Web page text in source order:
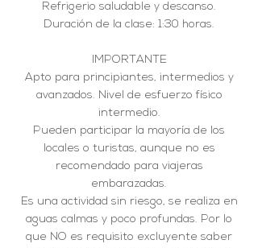
Refrigerio saludable y descanso.
Duración de la clase: 1:30 horas.
IMPORTANTE
Apto para principiantes, intermedios y
avanzados. Nivel de esfuerzo físico
intermedio.
Pueden participar la mayoría de los
locales o turistas, aunque no es
recomendado para viajeras
embarazadas.
Es una actividad sin riesgo, se realiza en
aguas calmas y poco profundas. Por lo
que NO es requisito excluyente saber